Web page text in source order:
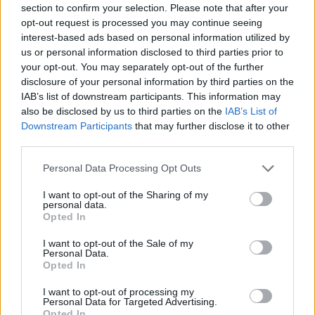
section to confirm your selection. Please note that after your
opt-out request is processed you may continue seeing
interest-based ads based on personal information utilized by
us or personal information disclosed to third parties prior to
your opt-out. You may separately opt-out of the further
disclosure of your personal information by third parties on the
IAB’s list of downstream participants. This information may
also be disclosed by us to third parties on the IAB’s List of
Downstream Participants that may further disclose it to other
Personal Data Processing Opt Outs
I want to opt-out of the Sharing of my
personal data.
Opted In
I want to opt-out of the Sale of my
Personal Data.
Opted In
I want to opt-out of processing my
Personal Data for Targeted Advertising.
Deseu el meu nom, el correu electrònic i el lloc web en
aquest navegador per a la propera vegada que comenti.
characters
ÚLTIMES NOTÍCIES
La Cursa de l’Aldea segona d’etiqueta d’or